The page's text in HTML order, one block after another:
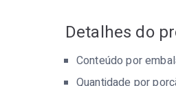
Detalhes do
Conteúdo por
Quantidade por